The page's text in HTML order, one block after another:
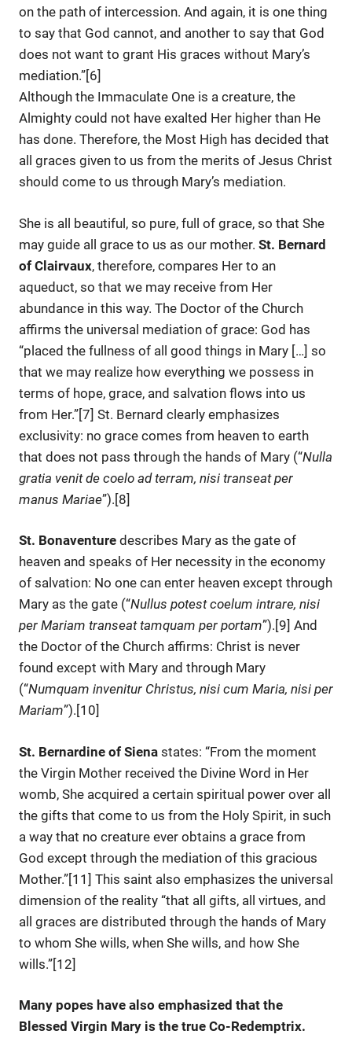
on the path of intercession. And again, it is one thing
to say that God cannot, and another to say that God
does not want to grant His graces without Mary’s
mediation.”[6]
Although the Immaculate One is a creature, the
Almighty could not have exalted Her higher than He
has done. Therefore, the Most High has decided that
all graces given to us from the merits of Jesus Christ
should come to us through Mary’s mediation.
She is all beautiful, so pure, full of grace, so that She
may guide all grace to us as our mother. St. Bernard
of Clairvaux, therefore, compares Her to an
aqueduct, so that we may receive from Her
abundance in this way. The Doctor of the Church
affirms the universal mediation of grace: God has
“placed the fullness of all good things in Mary […] so
that we may realize how everything we possess in
terms of hope, grace, and salvation flows into us
from Her.”[7] St. Bernard clearly emphasizes
exclusivity: no grace comes from heaven to earth
that does not pass through the hands of Mary (“Nulla
gratia venit de coelo ad terram, nisi transeat per
manus Mariae”).[8]
St. Bonaventure describes Mary as the gate of
heaven and speaks of Her necessity in the economy
of salvation: No one can enter heaven except through
Mary as the gate (“Nullus potest coelum intrare, nisi
per Mariam transeat tamquam per portam”).[9] And
the Doctor of the Church affirms: Christ is never
found except with Mary and through Mary
(“Numquam invenitur Christus, nisi cum Maria, nisi per
Mariam”).[10]
St. Bernardine of Siena states: “From the moment
the Virgin Mother received the Divine Word in Her
womb, She acquired a certain spiritual power over all
the gifts that come to us from the Holy Spirit, in such
a way that no creature ever obtains a grace from
God except through the mediation of this gracious
Mother.”[11] This saint also emphasizes the universal
dimension of the reality “that all gifts, all virtues, and
all graces are distributed through the hands of Mary
to whom She wills, when She wills, and how She
wills.”[12]
Many popes have also emphasized that the
Blessed Virgin Mary is the true Co-Redemptrix.